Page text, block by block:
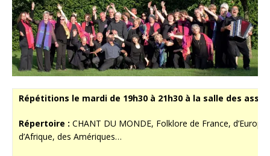
Répétitions le mardi de 19h30 à 21h30 à la salle des
Répertoire : CHANT DU MONDE, Folklore de France, d’Europe
d’Afrique, des Amériques…